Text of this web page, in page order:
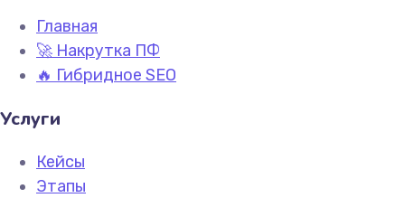
Главная
🚀 Накрутка ПФ
🔥 Гибридное SEO
Услуги
Кейсы
Этапы